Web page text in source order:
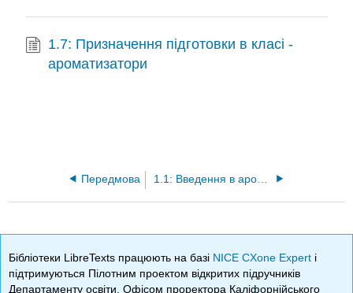
1.7: Призначення підготовки в класі -
ароматизатори
Передмова 1.1: Введення в ароматизатори
Бібліотеки LibreTexts працюють на базі NICE CXone Expert і
підтримуються Пілотним проектом відкритих підручників
Департаменту освіти, Офісом проректора Каліфорнійського